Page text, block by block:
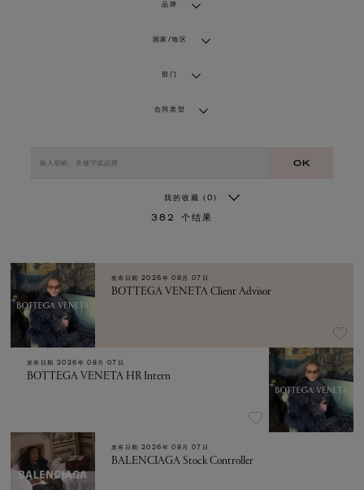
加入我们
品牌
国家/地区
部门
合同类型
OK
我的收藏 (0)
382 个结果
发布日期 2026年 08月 07日
BOTTEGA VENETA Client Advisor
发布日期 2026年 08月 07日
BOTTEGA VENETA HR Intern
发布日期 2026年 08月 07日
BALENCIAGA Stock Controller